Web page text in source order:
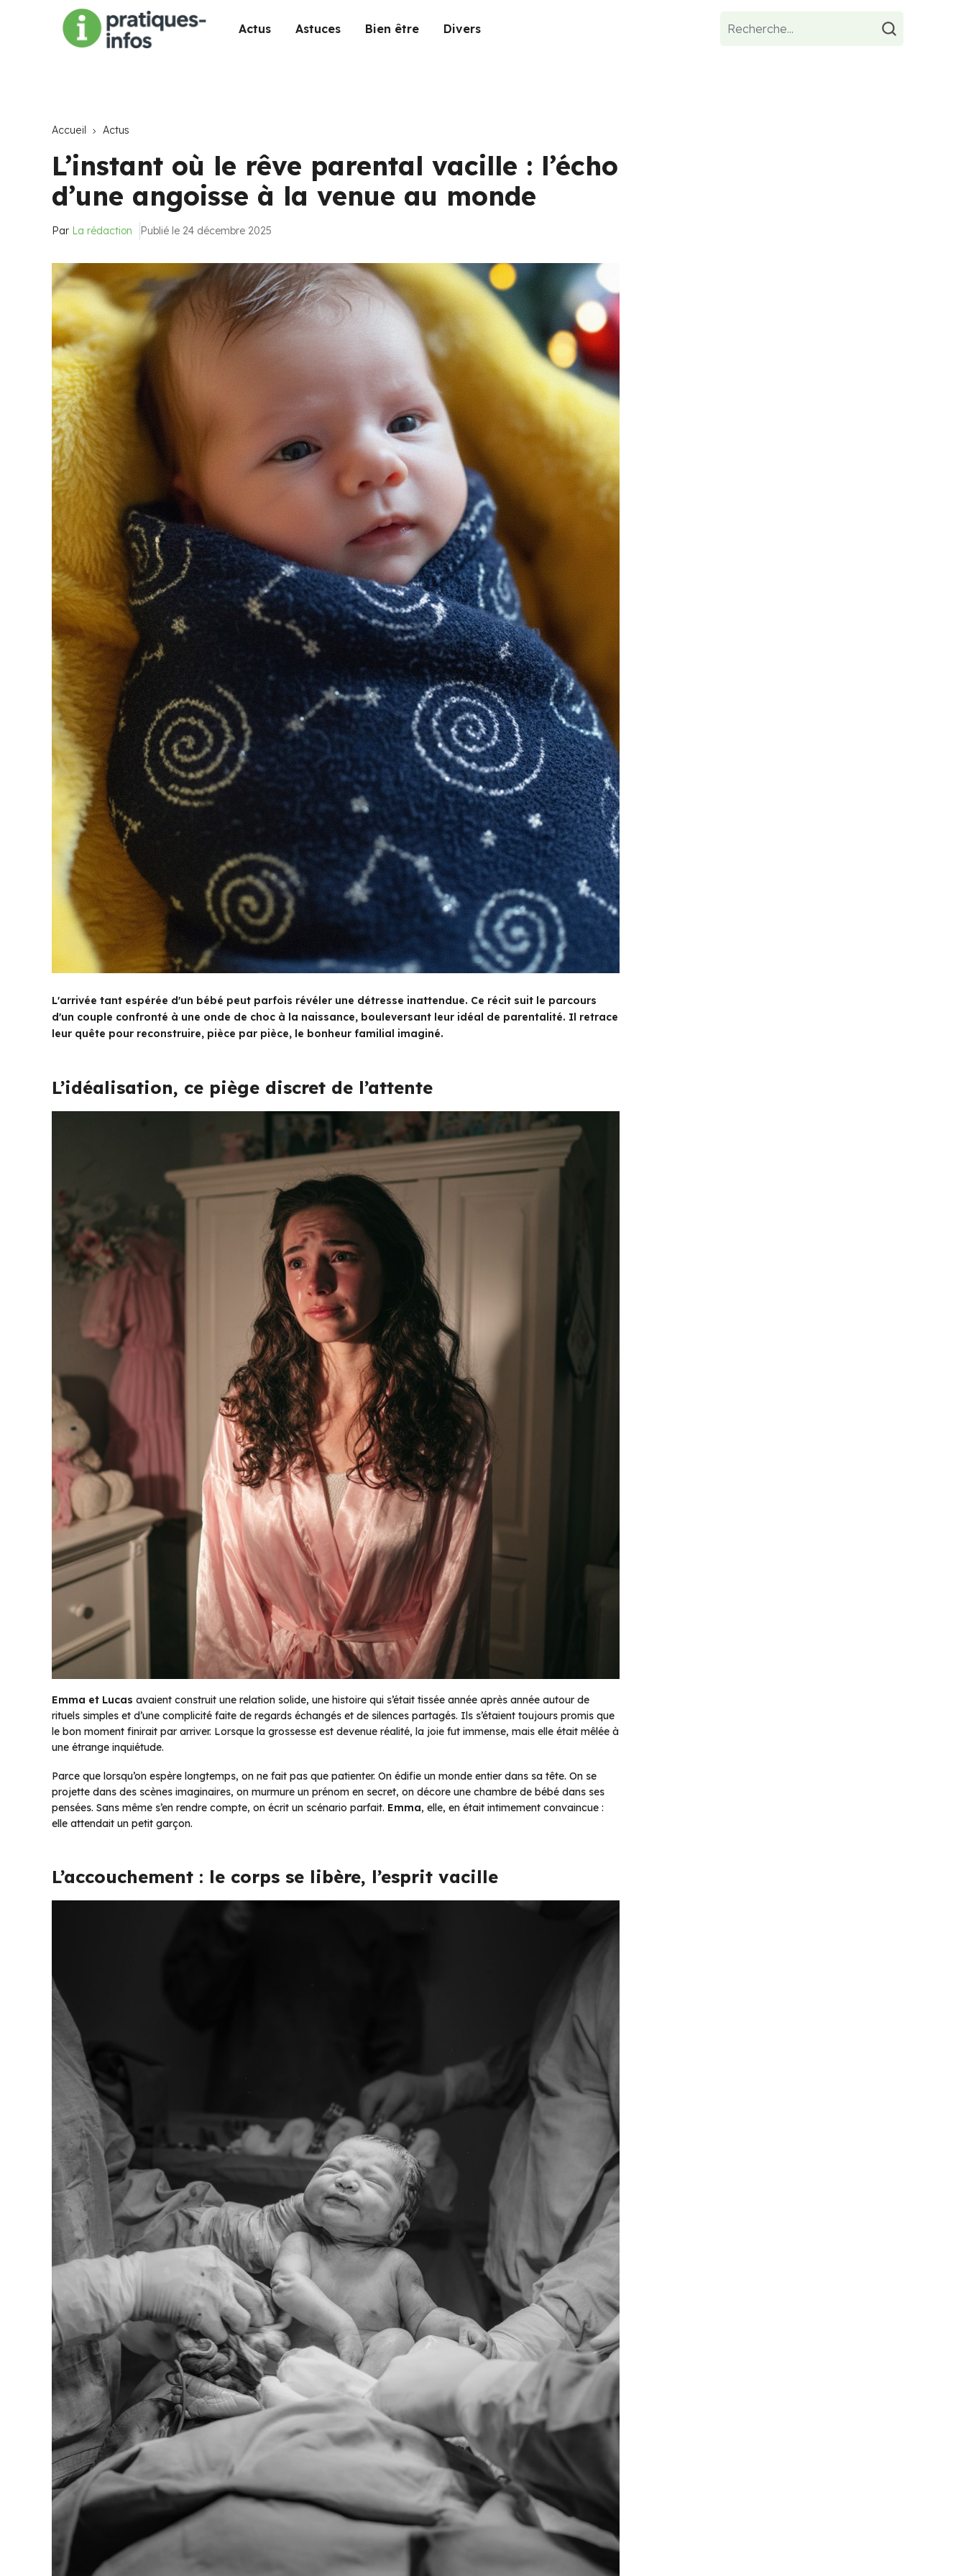
Actus Astuces Bien être Divers
Accueil Actus
L’instant où le rêve parental vacille : l’écho
d’une angoisse à la venue au monde
Par La rédaction Publié le 24 décembre 2025
L'arrivée tant espérée d'un bébé peut parfois révéler une détresse inattendue. Ce récit suit le parcours
d'un couple confronté à une onde de choc à la naissance, bouleversant leur idéal de parentalité. Il retrace
leur quête pour reconstruire, pièce par pièce, le bonheur familial imaginé.
L’idéalisation, ce piège discret de l’attente
Emma et Lucas avaient construit une relation solide, une histoire qui s’était tissée année après année autour de
rituels simples et d’une complicité faite de regards échangés et de silences partagés. Ils s’étaient toujours promis que
le bon moment finirait par arriver. Lorsque la grossesse est devenue réalité, la joie fut immense, mais elle était mêlée à
une étrange inquiétude.
Parce que lorsqu’on espère longtemps, on ne fait pas que patienter. On édifie un monde entier dans sa tête. On se
projette dans des scènes imaginaires, on murmure un prénom en secret, on décore une chambre de bébé dans ses
pensées. Sans même s’en rendre compte, on écrit un scénario parfait. Emma, elle, en était intimement convaincue :
elle attendait un petit garçon.
L’accouchement : le corps se libère, l’esprit vacille